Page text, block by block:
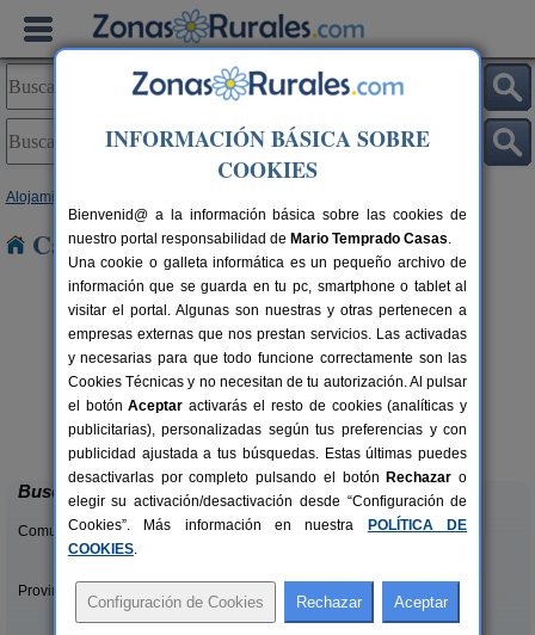
Alojamientos
Casas Rurales cerca de Alfes
22+2 pers.
desde35 €
Masia Mas d´en Bosch
La Baronia de Rialb (Lleida)
Buscar
Comunidades:
Provincias/Islas:
INFORMACIÓN BÁSICA SOBRE
COOKIES
Bienvenid@ a la información básica sobre las cookies de
nuestro portal responsabilidad de Mario Temprado Casas.
Una cookie o galleta informática es un pequeño archivo de
información que se guarda en tu pc, smartphone o tablet al
visitar el portal. Algunas son nuestras y otras pertenecen a
empresas externas que nos prestan servicios. Las activadas
y necesarias para que todo funcione correctamente son las
Cookies Técnicas y no necesitan de tu autorización. Al pulsar
el botónAceptar activarás el resto de cookies (analíticas y
publicitarias), personalizadas según tus preferencias y con
publicidad ajustada a tus búsquedas. Estas últimas puedes
desactivarlas por completo pulsando el botón Rechazar o
elegir su activación/desactivación desde “Configuración de
Cookies”. Más información en nuestra
POLÍTICA DE
COOKIES.